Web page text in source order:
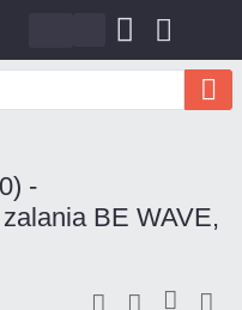
-
BE WAVE,